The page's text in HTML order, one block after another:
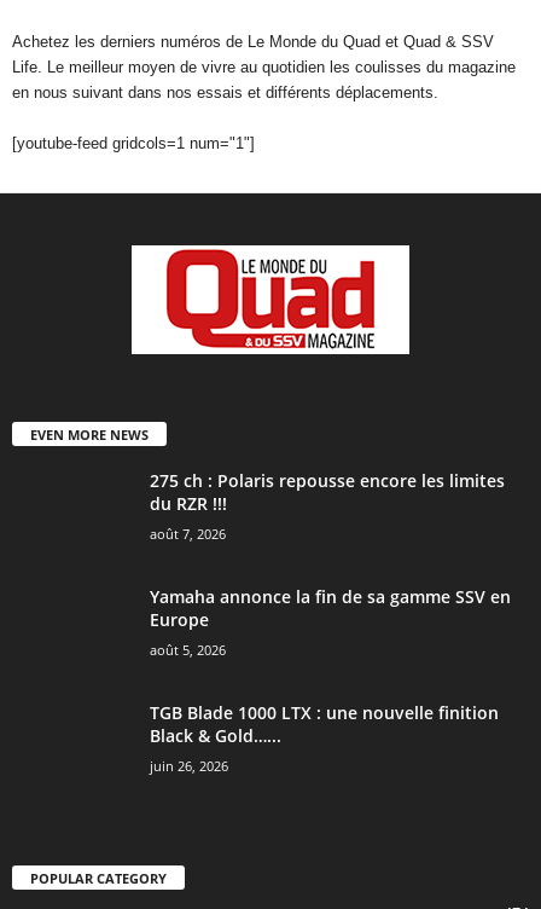
Achetez les derniers numéros de Le Monde du Quad et Quad & SSV
Life. Le meilleur moyen de vivre au quotidien les coulisses du magazine
en nous suivant dans nos essais et différents déplacements.
[youtube-feed gridcols=1 num="1"]
EVEN MORE NEWS
275 ch : Polaris repousse encore les limites
du RZR !!!
août 7, 2026
Yamaha annonce la fin de sa gamme SSV en
Europe
août 5, 2026
TGB Blade 1000 LTX : une nouvelle finition
Black & Gold…...
juin 26, 2026
POPULAR CATEGORY